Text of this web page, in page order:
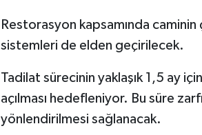
Restorasyon kapsamında
sistemleri de elden geçirilecek.
Tadilat sürecinin yaklaşık 1,5 ay
açılması hedefleniyor. Bu süre
yönlendirilmesi sağlanacak.